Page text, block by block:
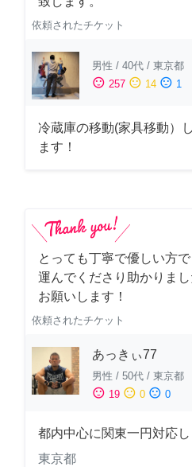
依頼されたチケット
男性 / 40代 / 東京都
sentiment_satisfied 257 sentiment_neutral 14 sentiment_dissatisfied 1
冷蔵庫の移動(家具移動）
ます！
とっても丁寧で優しい方
運んでくださり助かりま
お願いします！
依頼されたチケット
あっきぃ77
男性 / 50代 / 東京都
sentiment_satisfied 19 sentiment_neutral 0 sentiment_dissatisfied 0
都内中心に関東一円対応
東京都